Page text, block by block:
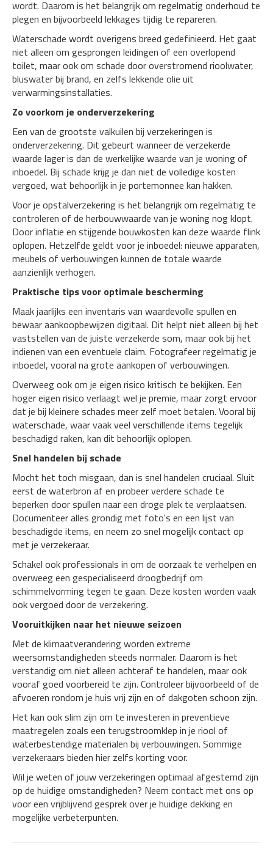
wordt. Daarom is het belangrijk om regelmatig onderhoud te
plegen en bijvoorbeeld lekkages tijdig te repareren.
Waterschade wordt overigens breed gedefinieerd. Het gaat
niet alleen om gesprongen leidingen of een overlopend
toilet, maar ook om schade door overstromend rioolwater,
bluswater bij brand, en zelfs lekkende olie uit
verwarmingsinstallaties.
Zo voorkom je onderverzekering
Een van de grootste valkuilen bij verzekeringen is
onderverzekering. Dit gebeurt wanneer de verzekerde
waarde lager is dan de werkelijke waarde van je woning of
inboedel. Bij schade krijg je dan niet de volledige kosten
vergoed, wat behoorlijk in je portemonnee kan hakken.
Voor je opstalverzekering is het belangrijk om regelmatig te
controleren of de herbouwwaarde van je woning nog klopt.
Door inflatie en stijgende bouwkosten kan deze waarde flink
oplopen. Hetzelfde geldt voor je inboedel: nieuwe apparaten,
meubels of verbouwingen kunnen de totale waarde
aanzienlijk verhogen.
Praktische tips voor optimale bescherming
Maak jaarlijks een inventaris van waardevolle spullen en
bewaar aankoopbewijzen digitaal. Dit helpt niet alleen bij het
vaststellen van de juiste verzekerde som, maar ook bij het
indienen van een eventuele claim. Fotografeer regelmatig je
inboedel, vooral na grote aankopen of verbouwingen.
Overweeg ook om je eigen risico kritisch te bekijken. Een
hoger eigen risico verlaagt wel je premie, maar zorgt ervoor
dat je bij kleinere schades meer zelf moet betalen. Vooral bij
waterschade, waar vaak veel verschillende items tegelijk
beschadigd raken, kan dit behoorlijk oplopen.
Snel handelen bij schade
Mocht het toch misgaan, dan is snel handelen cruciaal. Sluit
eerst de waterbron af en probeer verdere schade te
beperken door spullen naar een droge plek te verplaatsen.
Documenteer alles grondig met foto's en een lijst van
beschadigde items, en neem zo snel mogelijk contact op
met je verzekeraar.
Schakel ook professionals in om de oorzaak te verhelpen en
overweeg een gespecialiseerd droogbedrijf om
schimmelvorming tegen te gaan. Deze kosten worden vaak
ook vergoed door de verzekering.
Vooruitkijken naar het nieuwe seizoen
Met de klimaatverandering worden extreme
weersomstandigheden steeds normaler. Daarom is het
verstandig om niet alleen achteraf te handelen, maar ook
vooraf goed voorbereid te zijn. Controleer bijvoorbeeld of de
afvoeren rondom je huis vrij zijn en of dakgoten schoon zijn.
Het kan ook slim zijn om te investeren in preventieve
maatregelen zoals een terugstroomklep in je riool of
waterbestendige materialen bij verbouwingen. Sommige
verzekeraars bieden hier zelfs korting voor.
Wil je weten of jouw verzekeringen optimaal afgestemd zijn
op de huidige omstandigheden? Neem contact met ons op
voor een vrijblijvend gesprek over je huidige dekking en
mogelijke verbeterpunten.